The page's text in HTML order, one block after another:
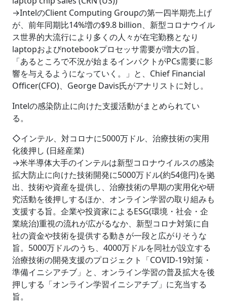
→IntelのClient Computing Groupの第一四半期売上げ
が、前年同期比14%増の$9.8 billion、新型コロナウイル
ス世界的大流行により多くの人々が在宅勤務となり
laptopおよびnotebookプロセッサ需要が増大の旨。
「あるところで不況が始まるインパクトがPCs需要に影
響を与えるようになっていく。」と、Chief Financial
Officer(CFO)、George Davis氏がアナリストに対し。
Intelの感染防止に向けた支援活動がまとめられてい
る。
◇インテル、対コロナに5000万ドル、治療技術の実用
化後押し (日経産業)
→米半導体大手のインテルは新型コロナウイルスの感染
拡大防止に向けた技術開発に5000万ドル(約54億円)を拠
出、技術や資産を提供し、治療技術の早期の実用化や研
究活動を後押しするほか、オンライン学習の取り組みも
支援する旨。企業や投資家によるESG(環境・社会・企
業統治)重視の流れが広がるなか、新型コロナ対策に自
社の資金や技術を提供する動きが一段と広がりそうな
旨。5000万ドルのうち、4000万ドルを同社が設立する
治療技術の開発支援のプロジェクト「COVID-19対策・
準備イニシアチブ」と、オンライン学習の普及拡大を後
押しする「オンライン学習イニシアチブ」に充当する
旨。